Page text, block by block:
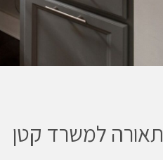
תאורה למשרד קטן